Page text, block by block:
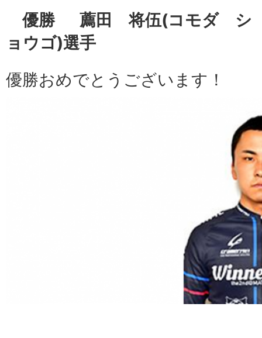
優勝 薦田 将伍(コモダ シ
ョウゴ)選手
優勝おめでとうございます！